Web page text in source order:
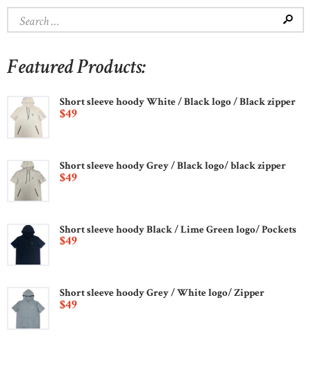
Search
for:
Featured Products:
Short sleeve hoody White / Black logo / Black zipper
$49
Short sleeve hoody Grey / Black logo/ black zipper
$49
Short sleeve hoody Black / Lime Green logo/ Pockets
$49
Short sleeve hoody Grey / White logo/ Zipper
$49